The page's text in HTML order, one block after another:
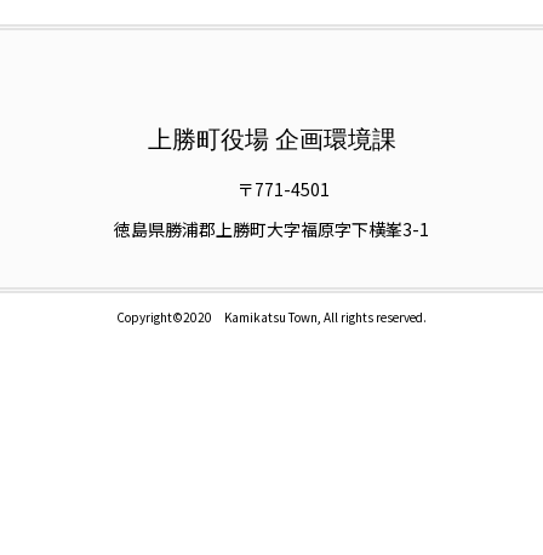
上勝町役場 企画環境課
〒771-4501
徳島県勝浦郡上勝町大字福原字下横峯3-1
Copyright©2020 Kamikatsu Town, All rights reserved.